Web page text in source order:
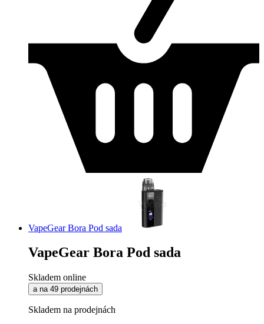
VapeGear Bora Pod sada
VapeGear Bora Pod sada
Skladem online
a na 49 prodejnách
Skladem na prodejnách